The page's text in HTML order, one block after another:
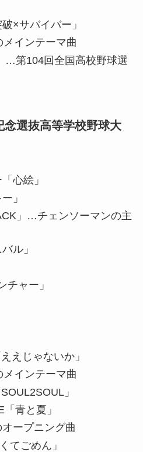
×サバイバー」
メインテーマ曲
…第104回全国高校野球選
選抜高等学校野球大
「心絵」
」
」…チェンソーマンの主
ル」
チャー」
えじゃないか」
メインテーマ曲
」
青と夏」
オープニング曲
てごめん」